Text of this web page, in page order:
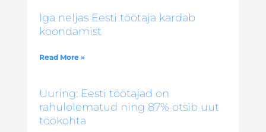
Iga neljas Eesti töötaja kardab
koondamist
Read More »
Uuring: Eesti töötajad on
rahulolematud ning 87% otsib uut
töökohta